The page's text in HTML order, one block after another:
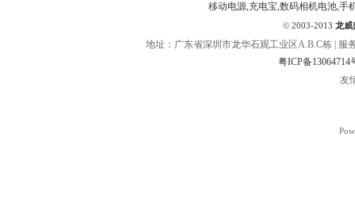
移动电源,充电宝,数码相机电池,手
© 2003-2013 龙威
地址：广东省深圳市龙华石观工业区A.B.C栋 | 服
粤ICP备13064714
友